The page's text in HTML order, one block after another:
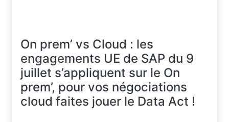
On prem’ vs Cloud : les
engagements UE de SAP du 9
juillet s’appliquent sur le On
prem’, pour vos négociations
cloud faites jouer le Data Act !